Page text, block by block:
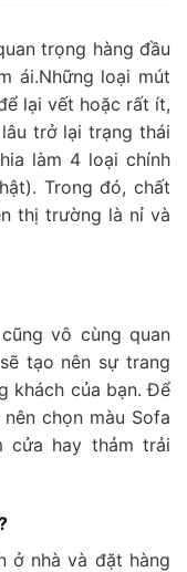
trọng hàng đầu
ái.Những loại mút
lại vết hoặc rất ít,
trở lại trạng thái
làm 4 loại chính
Trong đó, chất
thị trường là nỉ và
vô cùng quan
tạo nên sự trang
khách của bạn. Để
chọn màu Sofa
cửa hay thảm trải
ở nhà và đặt hàng